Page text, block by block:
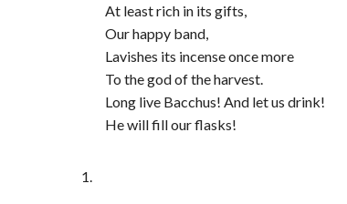
At least rich in its gifts,
Our happy band,
Lavishes its incense once more
To the god of the harvest.
Long live Bacchus! And let us drink!
He will fill our flasks!